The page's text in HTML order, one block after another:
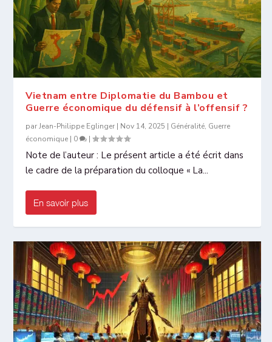
Vietnam entre Diplomatie du Bambou et
Guerre économique du défensif à l’offensif ?
parJean-Philippe Eglinger | Nov 14, 2025 | Généralité, Guerre
économique | 0 |
Note de l’auteur : Le présent article a été écrit dans
le cadre de la préparation du colloque « La...
En savoir plus